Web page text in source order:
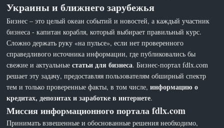
Украины и ближнего зарубежья
Бизнес – это целый океан событий и новостей, а каждый участник
бизнеса - капитан корабля, который выбирает правильный курс.
Сложно держать руку «на пульсе», если нет проверенного
справедливого источника информации, где публиковались бы
свежие и актуальныестатьи для бизнеса. Бизнес-портал fdlx.com
решает эту задачу, предоставляя пользователям обширный спектр
тем и только проверенные факты, в том числе,информацию о
кредитах, депозитах и заработке в интернете.
Миссия информационного портала fdlx.com
Принимать взвешенные и обоснованные решения необходимо,